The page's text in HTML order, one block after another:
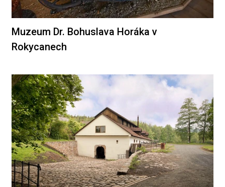
Muzeum Dr. Bohuslava Horáka v
Rokycanech